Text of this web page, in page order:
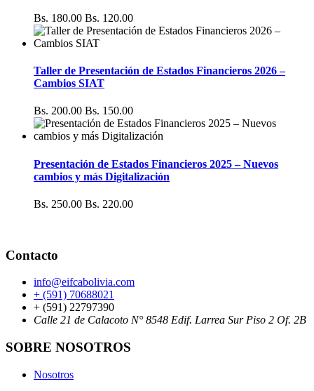
Bs. 180.00 Bs. 120.00
Taller de Presentación de Estados Financieros 2026 –
Cambios SIAT
Bs. 200.00 Bs. 150.00
Presentación de Estados Financieros 2025 – Nuevos
cambios y más Digitalización
Bs. 250.00 Bs. 220.00
Contacto
info@eifcabolivia.com
+ (591) 70688021
+ (591) 22797390
Calle 21 de Calacoto N° 8548 Edif. Larrea Sur Piso 2 Of. 2B
SOBRE NOSOTROS
Nosotros